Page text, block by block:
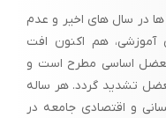
ایران با جمعیت دانش آموزی 18 میلیون نفر، یکی از جوانترین
با این ساختار جمعیتی،
روی برنامه ریزان و
در سال های اخیر و عدم
آموزشی، هم اکنون افت
اساسی مطرح است و
تشدید گردد. هر ساله
و اقتصادی جامعه در